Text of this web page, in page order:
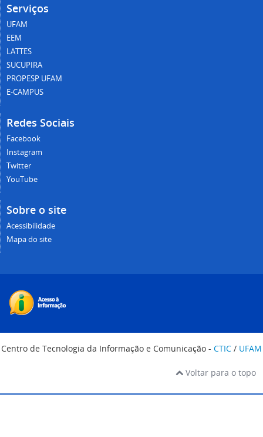
Serviços
UFAM
EEM
LATTES
SUCUPIRA
PROPESP UFAM
E-CAMPUS
Redes Sociais
Facebook
Instagram
Twitter
YouTube
Sobre o site
Acessibilidade
Mapa do site
Centro de Tecnologia da Informação e Comunicação - CTIC / UFAM
Voltar para o topo